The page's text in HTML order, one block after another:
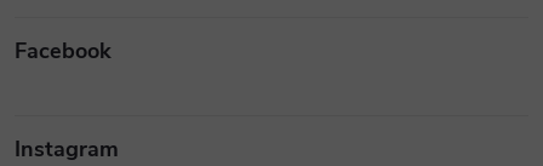
Facebook
Instagram